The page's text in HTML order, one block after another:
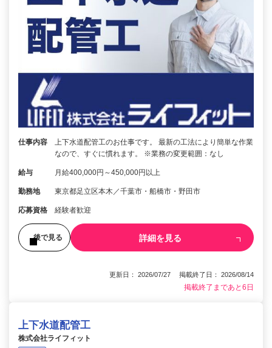
仕事内容
上下水道配管工のお仕事です。 最新の工法により簡単な作業
なので、すぐに慣れます。 ※業務の変更範囲：なし
給与 月給400,000円～450,000円以上
勤務地 東京都足立区本木／千葉市・船橋市・野田市
応募資格 経験者歓迎
後で見る 詳細を見る
更新日： 2026/07/27 掲載終了日： 2026/08/14
掲載終了まであと6日
上下水道配管工
株式会社ライフィット